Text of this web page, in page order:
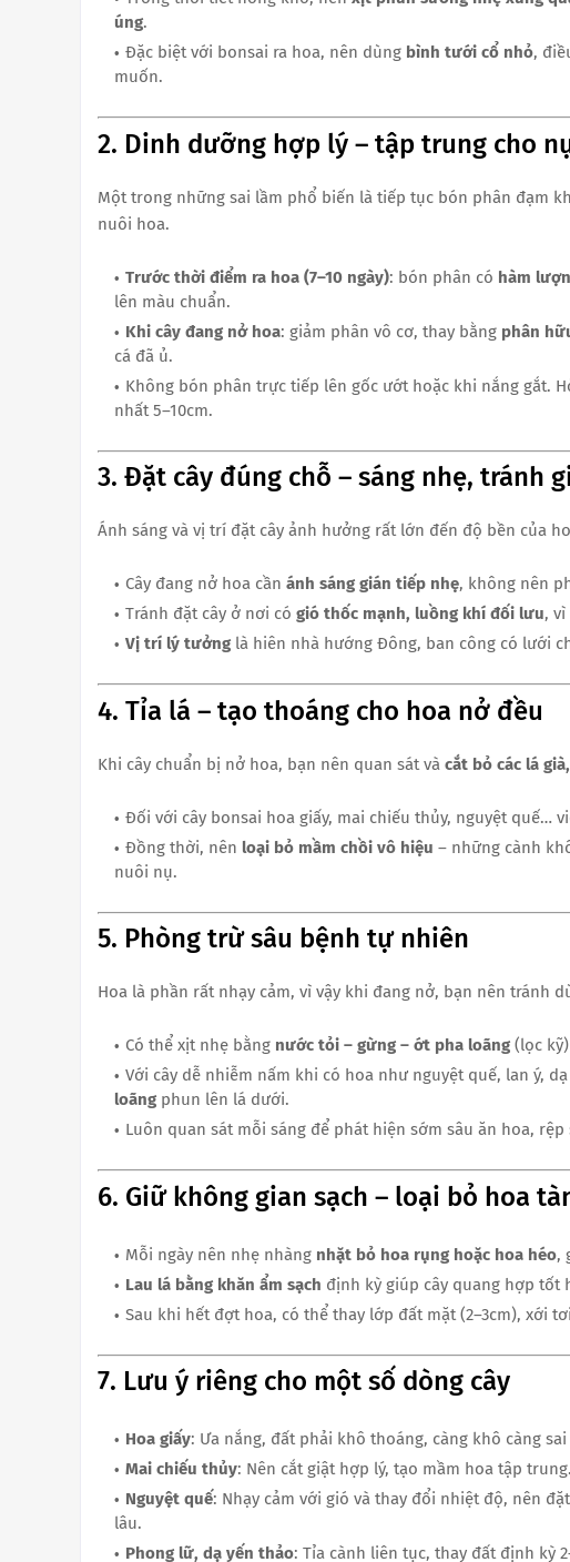
úng.
Đặc biệt với bonsai ra hoa, nên dùng bình tưới cổ nhỏ,
muốn.
2. Dinh dưỡng hợp lý – tập trung cho
Một trong những sai lầm phổ biến là tiếp tục bón phân đạm
nuôi hoa.
Trước thời điểm ra hoa (7–10 ngày): bón phân có hàm
lên màu chuẩn.
Khi cây đang nở hoa: giảm phân vô cơ, thay bằng phân
cá đã ủ.
Không bón phân trực tiếp lên gốc ướt hoặc khi nắng gắt.
nhất 5–10cm.
3. Đặt cây đúng chỗ – sáng nhẹ, tránh
Ánh sáng và vị trí đặt cây ảnh hưởng rất lớn đến độ bền của
Cây đang nở hoa cần ánh sáng gián tiếp nhẹ, không nên
Tránh đặt cây ở nơi có gió thốc mạnh, luồng khí đối lưu,
Vị trí lý tưởng là hiên nhà hướng Đông, ban công có lưới
4. Tỉa lá – tạo thoáng cho hoa nở đều
Khi cây chuẩn bị nở hoa, bạn nên quan sát và cắt bỏ các lá
Đối với cây bonsai hoa giấy, mai chiếu thủy, nguyệt quế…
Đồng thời, nên loại bỏ mầm chồi vô hiệu – những cành
nuôi nụ.
5. Phòng trừ sâu bệnh tự nhiên
Hoa là phần rất nhạy cảm, vì vậy khi đang nở, bạn nên tránh
Có thể xịt nhẹ bằng nước tỏi – gừng – ớt pha loãng (lọc
Với cây dễ nhiễm nấm khi có hoa như nguyệt quế, lan ý,
loãng phun lên lá dưới.
Luôn quan sát mỗi sáng để phát hiện sớm sâu ăn hoa, rệp
6. Giữ không gian sạch – loại bỏ hoa
Mỗi ngày nên nhẹ nhàng nhặt bỏ hoa rụng hoặc hoa héo,
Lau lá bằng khăn ẩm sạch định kỳ giúp cây quang hợp tốt
Sau khi hết đợt hoa, có thể thay lớp đất mặt (2–3cm), xới
7. Lưu ý riêng cho một số dòng cây
Hoa giấy: Ưa nắng, đất phải khô thoáng, càng khô càng
Mai chiếu thủy: Nên cắt giật hợp lý, tạo mầm hoa tập
Nguyệt quế: Nhạy cảm với gió và thay đổi nhiệt độ, nên
lâu.
Phong lữ, dạ yến thảo: Tỉa cành liên tục, thay đất định kỳ